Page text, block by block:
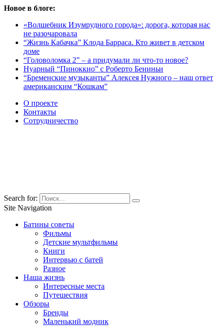
Новое в блоге:
«Волшебник Изумрудного города»: дорога, которая нас
не разочаровала
“Жизнь Кабачка” Клода Барраса. Кто живет в детском
доме
“Головоломка 2” – а придумали ли что-то новое?
Нуарный “Пиноккио” с Роберто Бениньи
“Бременские музыканты” Алексея Нужного – наш ответ
американским “Кошкам”
О проекте
Контакты
Сотрудничество
Search for:
Site Navigation
Батины советы
Фильмы
Детские мультфильмы
Книги
Интервью с батей
Разное
Наша жизнь
Интересные места
Путешествия
Обзоры
Бренды
Маленький модник